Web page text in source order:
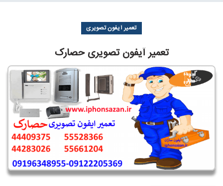
تعمیر آیفون تصویری
تعمیر آیفون تصویری حصارک